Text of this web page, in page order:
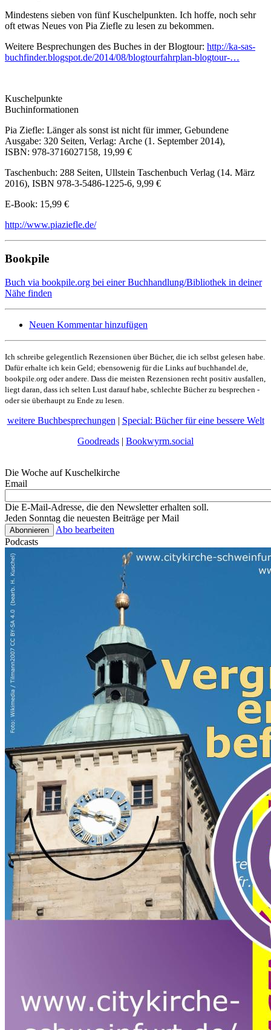
Mindestens sieben von fünf Kuschelpunkten. Ich hoffe, noch sehr
oft etwas Neues von Pia Ziefle zu lesen zu bekommen.
Weitere Besprechungen des Buches in der Blogtour: http://ka-sas-
buchfinder.blogspot.de/2014/08/blogtourfahrplan-blogtour-…
Kuschelpunkte
Buchinformationen
Pia Ziefle: Länger als sonst ist nicht für immer, Gebundene
Ausgabe: 320 Seiten, Verlag: Arche (1. September 2014),
ISBN: 978-3716027158, 19,99 €
Taschenbuch: 288 Seiten, Ullstein Taschenbuch Verlag (14. März
2016), ISBN 978-3-5486-1225-6, 9,99 €
E-Book: 15,99 €
http://www.piaziefle.de/
Bookpile
Buch via bookpile.org bei einer Buchhandlung/Bibliothek in deiner
Nähe finden
Neuen Kommentar hinzufügen
Ich schreibe gelegentlich Rezensionen über Bücher, die ich selbst gelesen habe.
Dafür erhalte ich kein Geld; ebensowenig für die Links auf buchhandel.de,
bookpile.org oder andere. Dass die meisten Rezensionen recht positiv ausfallen,
liegt daran, dass ich selten Lust darauf habe, schlechte Bücher zu besprechen -
oder sie überhaupt zu Ende zu lesen.
weitere Buchbesprechungen | Special: Bücher für eine bessere Welt
Goodreads | Bookwyrm.social
Die Woche auf Kuschelkirche
Email
Die E-Mail-Adresse, die den Newsletter erhalten soll.
Jeden Sonntag die neuesten Beiträge per Mail
Abo bearbeiten
Podcasts